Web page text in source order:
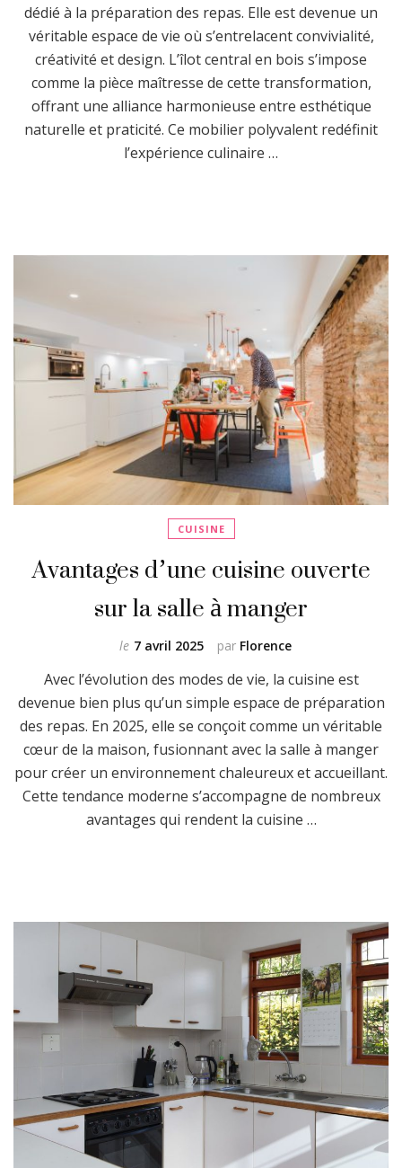
dédié à la préparation des repas. Elle est devenue un
véritable espace de vie où s’entrelacent convivialité,
créativité et design. L’îlot central en bois s’impose
comme la pièce maîtresse de cette transformation,
offrant une alliance harmonieuse entre esthétique
naturelle et praticité. Ce mobilier polyvalent redéfinit
l’expérience culinaire …
CUISINE
Avantages d’une cuisine ouverte
sur la salle à manger
par Florence
le 7 avril 2025
Avec l’évolution des modes de vie, la cuisine est
devenue bien plus qu’un simple espace de préparation
des repas. En 2025, elle se conçoit comme un véritable
cœur de la maison, fusionnant avec la salle à manger
pour créer un environnement chaleureux et accueillant.
Cette tendance moderne s’accompagne de nombreux
avantages qui rendent la cuisine …